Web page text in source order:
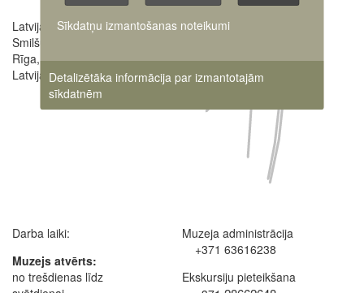
Latvijas Kara muzejs
Smilšu iela 20
Rīga, LV-1050,
Latvija
Image
Darba laiki:
Muzejs atvērts:
no trešdienas līdz
Muzeja administrācija
+371 63616238
Ekskursiju pieteikšana
Sīkdatņu izmantošanas noteikumi
Detalizētāka informācija par izmantotajām
sīkdatnēm